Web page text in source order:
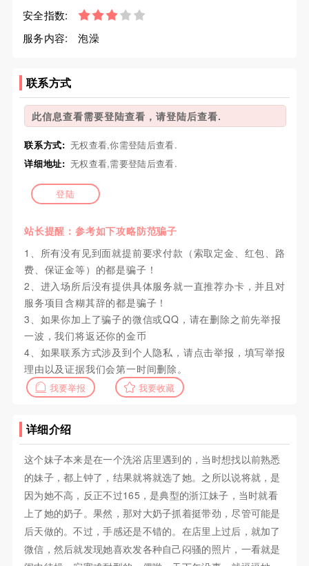
安全指数:
服务内容:
泡澡
联系方式
此信息查看需要登陆查看，请登陆后查看.
联系方式: 无权查看,你需登陆后查看.
详细地址: 无权查看,需要登陆后查看.
登陆
站长提醒：参考如下攻略防范骗子
1、所有没有见到面就提前要求付款（索取定金、红包、路
费、保证金等）的都是骗子！
2、进入场所后没有提供具体服务就一直推荐办卡，并且对
服务项目含糊其辞的都是骗子！
3、如果你加上了骗子的微信或QQ，请在删除之前先举报
一波，我们将返还你的金币
4、如果联系方式涉及到个人隐私，请点击举报，填写举报
理由以及证据我们会第一时间删除。
我要举报 我要收藏
详细介绍
这个妹子本来是在一个洗浴店里遇到的，当时想找以前熟悉
的妹子，都上钟了，结果就将就选了她。之所以说将就，是
因为她不高，反正不过165，是典型的浙江妹子，当时就看
上了她的奶子。果然，那对大奶子抓着挺带劲，尽管可能是
后天做的。不过，手感还是不错的。在店里上过后，就加了
微信，然后就发现她喜欢发各种自己闷骚的照片，一看就是